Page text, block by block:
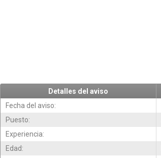
Detalles del aviso
Fecha del aviso:
Puesto:
Experiencia:
Edad: